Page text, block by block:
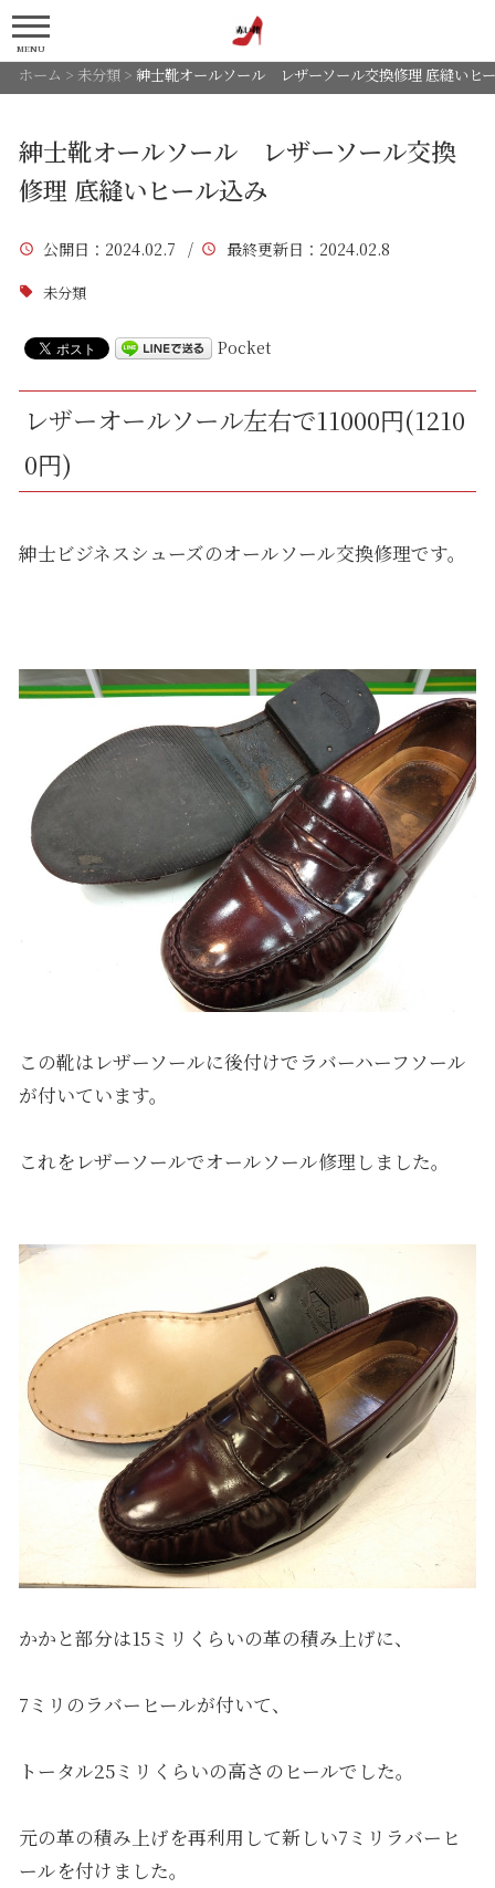
MENU
ホーム > 未分類> 紳士靴オールソール レザーソール交換修理 底縫いヒ
紳士靴オールソール レザーソール交換
修理 底縫いヒール込み
公開日 ：2024.02.7 / 最終更新日 ：2024.02.8
未分類
Pocket
レザーオールソール左右で11000円(1210
0円)
紳士ビジネスシューズのオールソール交換修理です。
この靴はレザーソールに後付けでラバーハーフソール
が付いています。
これをレザーソールでオールソール修理しました。
かかと部分は15ミリくらいの革の積み上げに、
7ミリのラバーヒールが付いて、
トータル25ミリくらいの高さのヒールでした。
元の革の積み上げを再利用して新しい7ミリラバーヒ
ールを付けました。